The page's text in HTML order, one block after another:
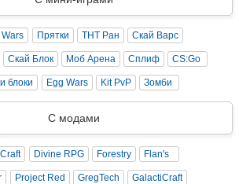
Wars Прятки ТНТ Ран Скай Варс
Скай Блок Моб Арена Сплиф CS:Go
блоки Egg Wars Kit PvP Зомби
С модами
Divine RPG Forestry Flan's
Project Red GregTech GalactiCraft